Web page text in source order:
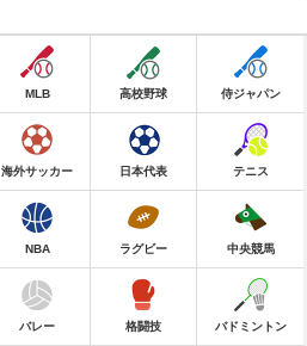
MLB 高校野球 侍ジャパン
海外サッカー 日本代表 テニス
NBA ラグビー 中央競馬
バレー 格闘技 バドミントン